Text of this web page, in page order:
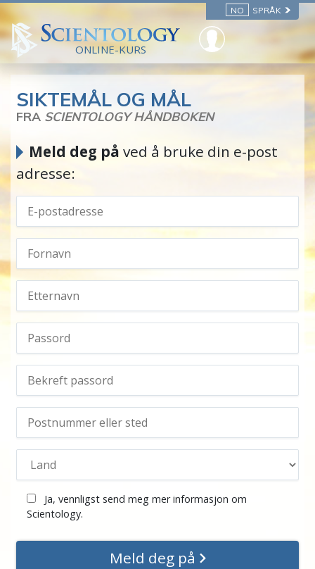
NO SPRÅK
ONLINE-KURS
SIKTEMÅL OG MÅL
FRA SCIENTOLOGY HÅNDBOKEN
Meld deg på ved å bruke din e-post
adresse:
Ja, vennligst send meg mer informasjon om
Scientology.
Meld deg på